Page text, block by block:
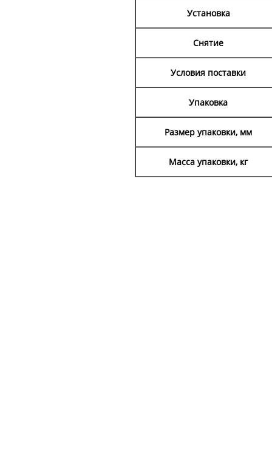
Установка
Снятие
Условия поставки
Упаковка
Размер упаковки, мм
Масса упаковки, кг